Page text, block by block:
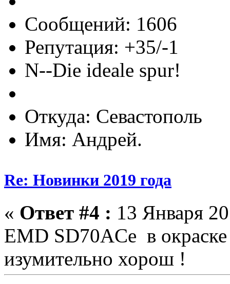
Сообщений: 1606
Репутация: +35/-1
N--Die ideale spur!
Откуда: Севастополь
Имя: Андрей.
Re: Новинки 2019 года
« Ответ #4 : 13 Января
EMD SD70ACe в
изумительно хорош !